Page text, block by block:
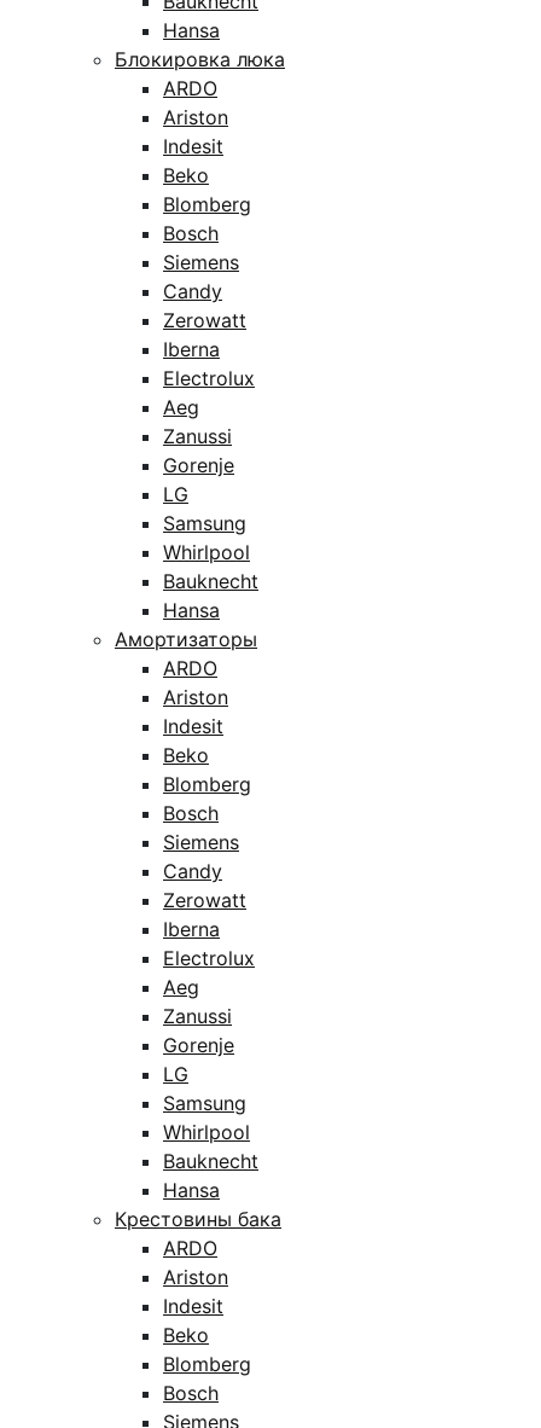
Hansa
Блокировка люка
ARDO
Ariston
Indesit
Beko
Blomberg
Bosch
Siemens
Candy
Zerowatt
Iberna
Electrolux
Aeg
Zanussi
Gorenje
LG
Samsung
Whirlpool
Bauknecht
Hansa
Амортизаторы
ARDO
Ariston
Indesit
Beko
Blomberg
Bosch
Siemens
Candy
Zerowatt
Iberna
Electrolux
Aeg
Zanussi
Gorenje
LG
Samsung
Whirlpool
Bauknecht
Hansa
Крестовины бака
ARDO
Ariston
Indesit
Beko
Blomberg
Bosch
Siemens